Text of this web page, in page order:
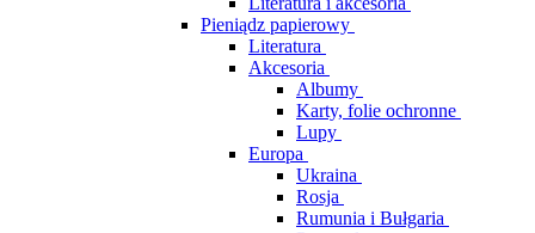
Pieniądz papierowy
Literatura
Akcesoria
Albumy
Karty, folie ochronne
Lupy
Europa
Ukraina
Rosja
Rumunia i Bułgaria